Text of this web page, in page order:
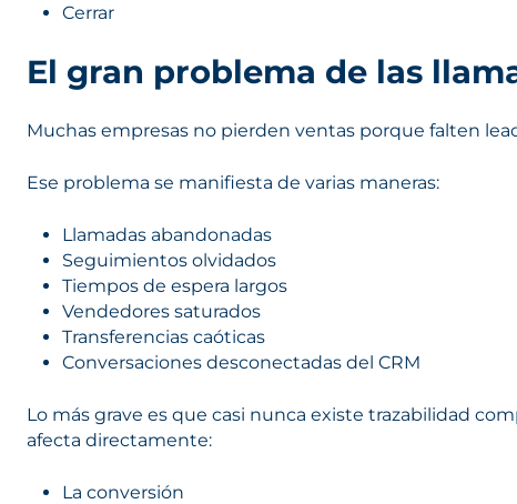
Cerrar
El gran problema de las
Muchas empresas no pierden ventas porque falten
Ese problema se manifiesta de varias maneras:
Llamadas abandonadas
Seguimientos olvidados
Tiempos de espera largos
Vendedores saturados
Transferencias caóticas
Conversaciones desconectadas del CRM
Lo más grave es que casi nunca existe trazabilidad
afecta directamente:
La conversión